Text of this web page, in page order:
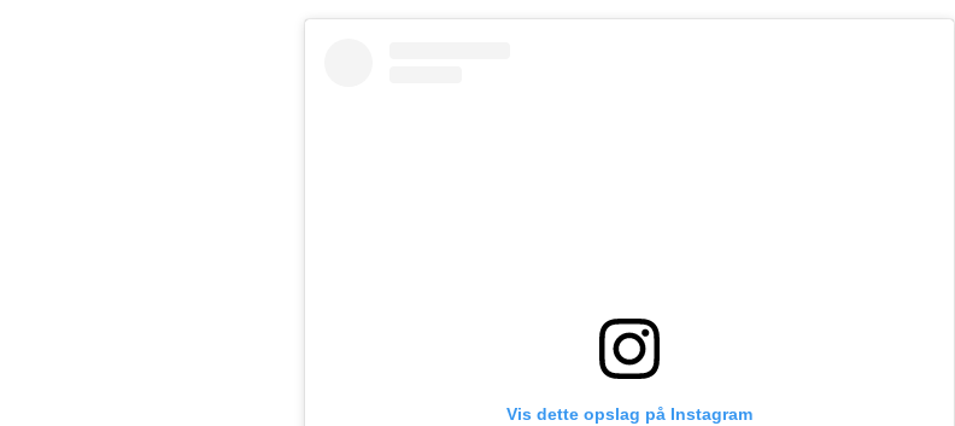
Vis dette opslag på Instagram